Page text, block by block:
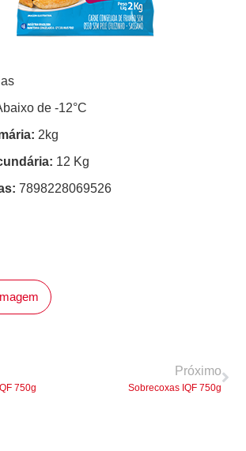
de -12°C
2kg
12 Kg
7898228069526
750g
Próximo
Sobrecoxas IQF 750g